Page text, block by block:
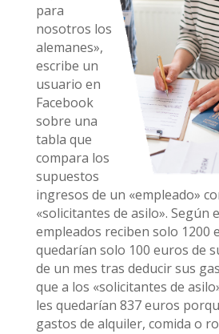
para
nosotros los
alemanes»,
escribe un
usuario en
Facebook
sobre una
tabla que
compara los
supuestos
ingresos de un «empleado»
«solicitantes de asilo». Según
empleados reciben solo 1200
quedarían solo 100 euros de
de un mes tras deducir sus
que a los «solicitantes de
les quedarían 837 euros
gastos de alquiler, comida o